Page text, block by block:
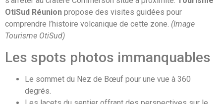
OtiSud Réunion propose des visites guidées pour
comprendre l’histoire volcanique de cette zone. (Image
Tourisme OtiSud)
Les spots photos immanquables
Le sommet du Nez de Bœuf pour une vue à 360
degrés.